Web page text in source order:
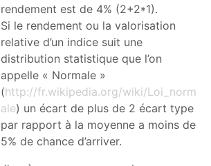
rendement est de 4% (2+2*1).
Si le rendement ou la valorisation
relative d’un indice suit une
distribution statistique que l’on
appelle « Normale »
(http://fr.wikipedia.org/wiki/Loi_norm
ale) un écart de plus de 2 écart type
par rapport à la moyenne a moins de
5% de chance d’arriver.